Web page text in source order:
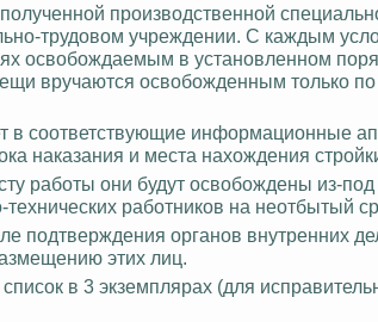
производственной
трудовом учреждении. С каждым
освобождаемым в установленном
вручаются освобожденным только
в соответствующие информационные
наказания и места нахождения
работы они будут освобождены из-
работников на неотбытый
подтверждения органов внутренних
этих лиц.
в 3 экземплярах (для